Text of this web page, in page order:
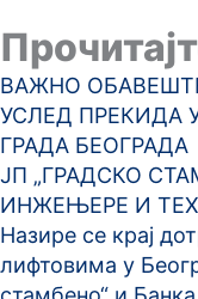
ВАЖНО
УСЛЕД ПРЕКИДА
ГРАДА БЕОГРАДА
ЈП „ГРАДСКО
ИНЖЕЊЕРЕ И
Назире се крај
лифтовима у